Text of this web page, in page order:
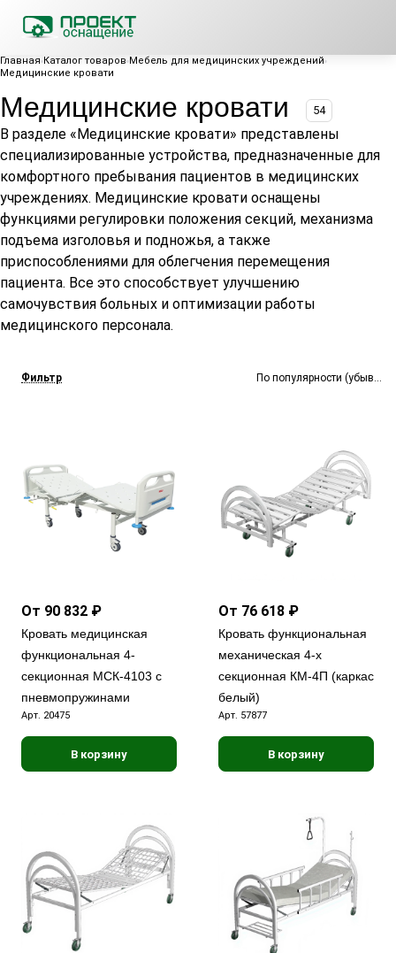
Главная Каталог товаров Мебель для медицинских учреждений
Медицинские кровати
Медицинские кровати 54
В разделе «Медицинские кровати» представлены
специализированные устройства, предназначенные для
комфортного пребывания пациентов в медицинских
учреждениях. Медицинские кровати оснащены
функциями регулировки положения секций, механизма
подъема изголовья и подножья, а также
приспособлениями для облегчения перемещения
пациента. Все это способствует улучшению
самочувствия больных и оптимизации работы
медицинского персонала.
Фильтр По популярности
От 90 832 ₽
Кровать медицинская
функциональная 4-
секционная МСК-4103 с
пневмопружинами
Арт. 20475
В корзину
От 76 618 ₽
Кровать функциональная
механическая 4-х
секционная КМ-4П (каркас
белый)
Арт. 57877
В корзину